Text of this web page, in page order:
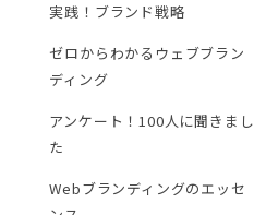
実践！ブランド戦略
ゼロからわかるウェブブラン
ディング
アンケート！100人に聞きまし
た
Webブランディングのエッセ